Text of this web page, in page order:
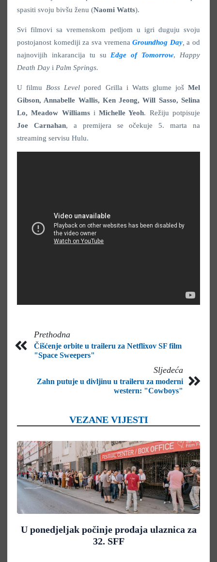
spasiti svoju bivšu ženu (Naomi Watts).
Svi filmovi sa vremenskom petljom u igri duguju svoju
postojanost komediji za sva vremenaGroundhog Day, a od
najnovijih inkarancija tu su Edge of Tomorrow, Happy
Death Day i Palm Springs.
U filmu Boss Levelpored Grilla i Watts glume jošMel
Gibson, Annabelle Wallis, Ken Jeong, Will Sasso, Selina
Lo, Meadow Williamsi Michelle Yeoh. Režiju potpisuje
Joe
Carnahan, a premijera se očekuje 5. marta na
streaming servisu Hulu.
Prethodna
Čišćenje orbite u traileru za Netflixov SF film
"Space Sweepers"
Sljedeća
Zahn putuje u divljinu u traileru za moderni
western: "Cowboys"
VEZANE VIJESTI
U ponedjeljak počinje prodaja ulaznica za
32. SFF